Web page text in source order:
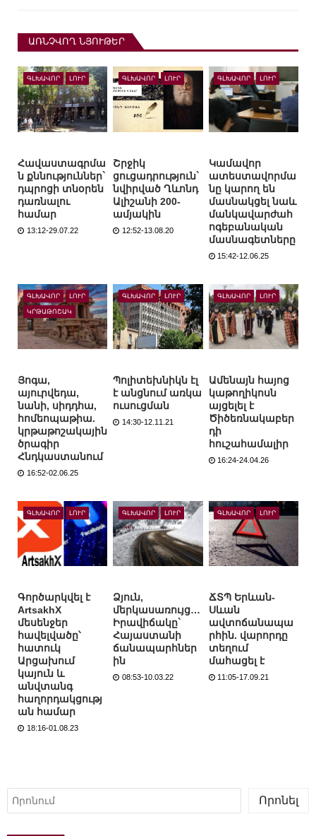
ԱՌՆՉՎՈՂ ՆՅՈՒԹԵՐ
ԳԼԽԱՎՈՐ ԼՈՒՐ
Հավաստագրմա
ն քննություններ`
դպրոցի տնօրեն
դառնալու
համար
13:12-29.07.22
ԳԼԽԱՎՈՐ ԼՈՒՐ
Շրջիկ
ցուցադրություն`
նվիրված Ղևոնդ
Ալիշանի 200-
ամյակին
12:52-13.08.20
ԳԼԽԱՎՈՐ ԼՈՒՐ
Կամավոր
ատեստավորմա
նը կարող են
մասնակցել նաև
մանկավարժահ
ոգեբանական
մասնագետները
15:42-12.06.25
ԳԼԽԱՎՈՐ ԼՈՒՐ
ԿՐԹԱԹՈՇԱԿ
Յոգա,
այուրվեդա,
նանի, սիդդհա,
հոմեոպաթիա.
կրթաթոշակային
ծրագիր
Հնդկաստանում
16:52-02.06.25
ԳԼԽԱՎՈՐ ԼՈՒՐ
Պոլիտեխնիկն էլ
է անցնում առկա
ուսուցման
14:30-12.11.21
ԳԼԽԱՎՈՐ ԼՈՒՐ
Ամենայն հայոց
կաթողիկոսն
այցելել է
Ծիծեռնակաբեր
դի
հուշահամալիր
16:24-24.04.26
ԳԼԽԱՎՈՐ ԼՈՒՐ
Գործարկվել է
ArtsakhX
մեսենջեր
հավելվածը՝
հատուկ
Արցախում
կայուն և
անվտանգ
հաղորդակցությ
ան համար
18:16-01.08.23
ԳԼԽԱՎՈՐ ԼՈՒՐ
Ձյուն,
մերկասառույց…
Իրավիճակը`
Հայաստանի
ճանապարհներ
ին
08:53-10.03.22
ԳԼԽԱՎՈՐ ԼՈՒՐ
ՃՏՊ Երևան-
Սևան
ավտոճանապա
րհին. վարորդը
տեղում
մահացել է
11:05-17.09.21
Որոնել
Որոնել